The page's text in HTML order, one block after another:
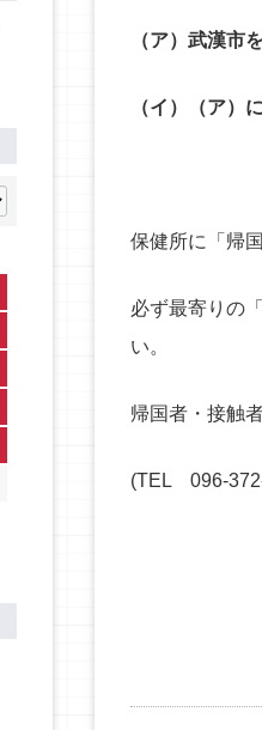
（ア）武漢市
（イ）（ア）
保健所に「帰
必ず最寄りの
い。
帰国者・接触
(TEL 096-